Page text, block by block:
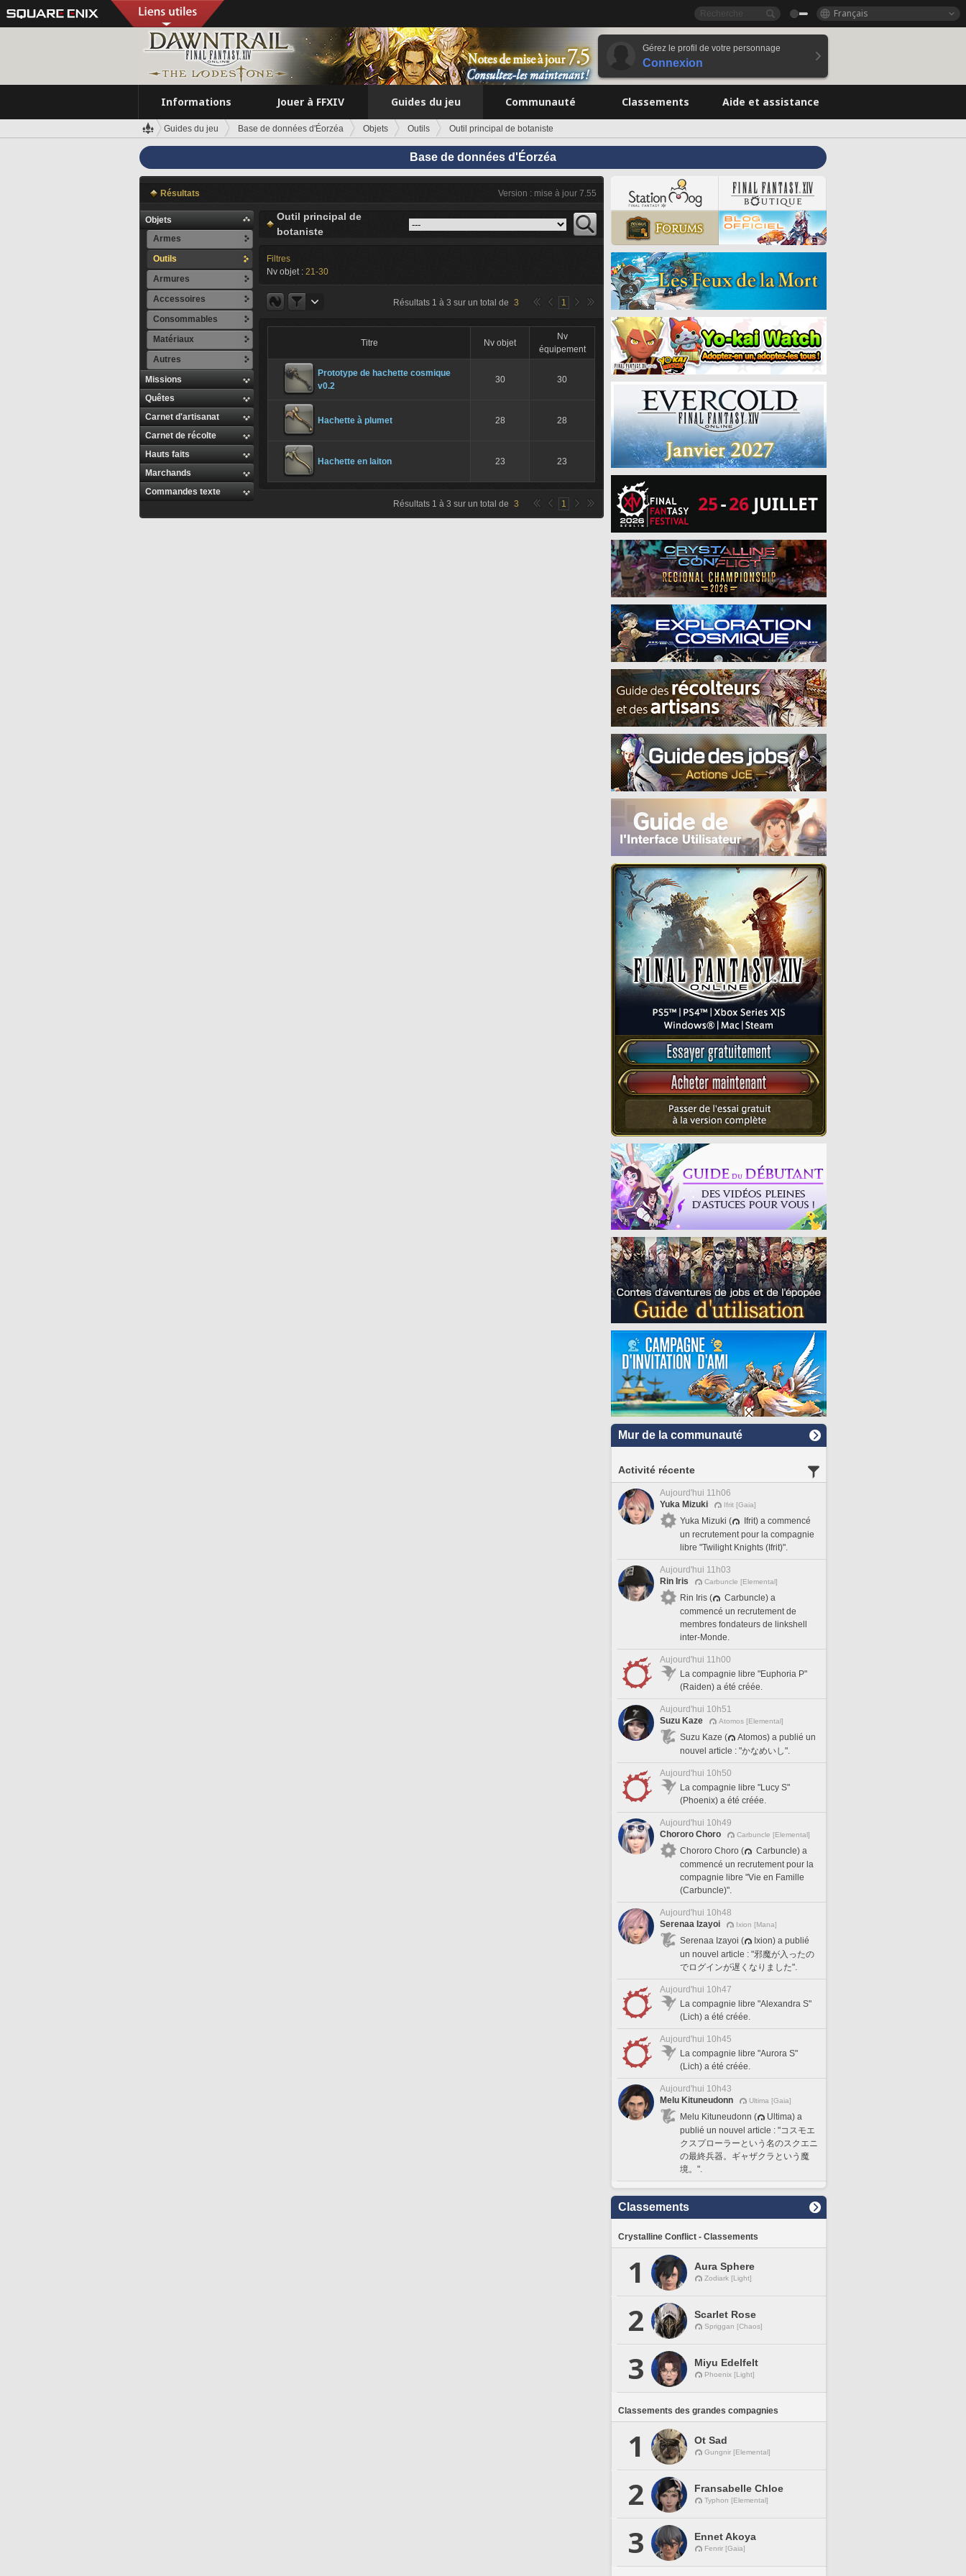
Français
Gérez le profil de votre personnage
Connexion
Informations Jouer à FFXIV Guides du jeu Communauté Classements Aide et assistance
Guides du jeu Base de données d'Éorzéa Objets Outils Outil principal de botaniste
Base de données d'Éorzéa
Résultats Version : mise à jour 7.55
Objets
Armes
Outils
Armures
Accessoires
Consommables
Matériaux
Autres
Missions
Quêtes
Carnet d'artisanat
Carnet de récolte
Hauts faits
Marchands
Commandes texte
Outil principal de
botaniste
Filtres
Nv objet : 21-30
Résultats 1 à 3 sur un total de 3 1
Titre Nv objet
Nv
équipement
Prototype de hachette cosmique
v0.2
30 30
Hachette à plumet 28 28
Hachette en laiton 23 23
Résultats 1 à 3 sur un total de 3 1
Mur de la communauté
Activité récente
Aujourd'hui 11h06
Yuka Mizuki
Ifrit [Gaia]
Yuka Mizuki (
Ifrit) a commencé
un recrutement pour la compagnie
libre "Twilight Knights (Ifrit)".
Aujourd'hui 11h03
Rin Iris
Carbuncle [Elemental]
Rin Iris (
Carbuncle) a
commencé un recrutement de
membres fondateurs de linkshell
inter-Monde.
Aujourd'hui 11h00
La compagnie libre "Euphoria P"
(Raiden) a été créée.
Aujourd'hui 10h51
Suzu Kaze
Atomos [Elemental]
Suzu Kaze (
Atomos) a publié un
nouvel article : "かなめいし".
Aujourd'hui 10h50
La compagnie libre "Lucy S"
(Phoenix) a été créée.
Aujourd'hui 10h49
Chororo Choro
Carbuncle [Elemental]
Chororo Choro (
Carbuncle) a
commencé un recrutement pour la
compagnie libre "Vie en Famille
(Carbuncle)".
Aujourd'hui 10h48
Serenaa Izayoi
Ixion [Mana]
Serenaa Izayoi (
Ixion) a publié
un nouvel article : "邪魔が入ったの
でログインが遅くなりました".
Aujourd'hui 10h47
La compagnie libre "Alexandra S"
(Lich) a été créée.
Aujourd'hui 10h45
La compagnie libre "Aurora S"
(Lich) a été créée.
Aujourd'hui 10h43
Melu Kituneudonn
Ultima [Gaia]
Melu Kituneudonn (
Ultima) a
publié un nouvel article : "コスモエ
クスプローラーという名のスクエニ
の最終兵器。ギャザクラという魔
境。".
Classements
Crystalline Conflict - Classements
1 Aura Sphere
Zodiark [Light]
2 Scarlet Rose
Spriggan [Chaos]
3 Miyu Edelfelt
Phoenix [Light]
Classements des grandes compagnies
1 Ot Sad
Gungnir [Elemental]
2 Fransabelle Chloe
Typhon [Elemental]
3 Ennet Akoya
Fenrir [Gaia]